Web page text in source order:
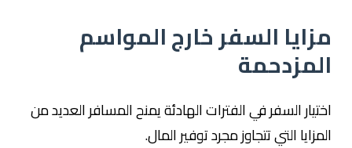
مزايا السفر خارج المواسم
المزدحمة
اختيار السفر في الفترات الهادئة يمنح المسافر العديد من
المزايا التي تتجاوز مجرد توفير المال.